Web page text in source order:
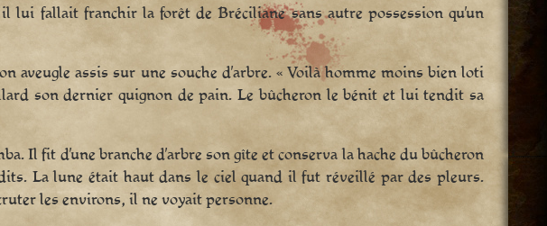
lui fallait franchir la forêt de Bréciliane sans autre possession qu’un
aveugle assis sur une souche d’arbre. « Voilà homme moins bien loti
son dernier quignon de pain. Le bûcheron le bénit et lui tendit sa
Il fit d’une branche d’arbre son gîte et conserva la hache du bûcheron
La lune était haut dans le ciel quand il fut réveillé par des pleurs.
les environs, il ne voyait personne.